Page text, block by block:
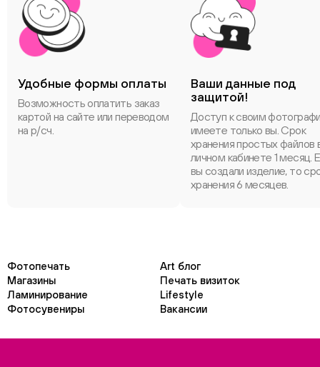
Удобные формы оплаты
Возможность оплатить заказ
картой на сайте или переводом
на р/сч.
Ваши данные под
защитой!
Доступ к своим
имеете только вы. Срок
хранения простых файлов
личном кабинете 1 месяц.
вы создали изделие, то
хранения 6 месяцев.
Фотопечать
Art блог
Магазины
Печать визиток
Ламинирование
Lifestyle
Фотосувениры
Вакансии